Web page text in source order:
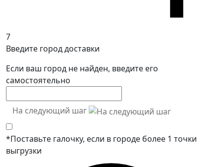
7
Введите город доставки
Если ваш город не найден, введите его
самостоятельно
На следующий шаг
*Поставьте галочку, если в городе более 1 точки
выгрузки